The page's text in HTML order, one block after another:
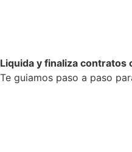
Liquida y finaliza contratos
Te guiamos paso a paso